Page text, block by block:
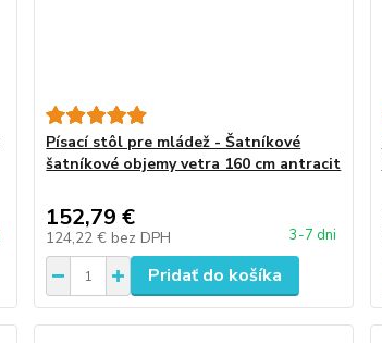
Písací stôl pre mládež - Šatníkové
šatníkové objemy vetra 160 cm antracit
152,79 €
124,22 € bez DPH 3-7 dni
Pridať do košíka